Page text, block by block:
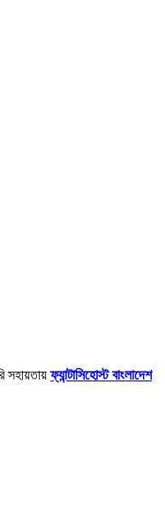
সহায়তায়ফ্যান্টাসিহোস্ট বাংলাদেশ